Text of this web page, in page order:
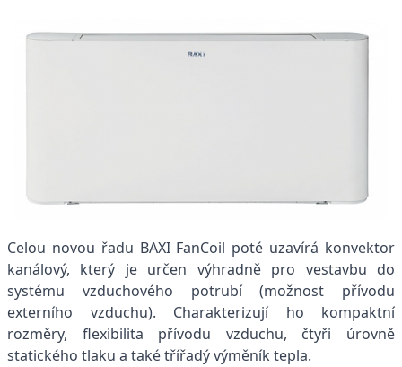
Celou novou řadu BAXI FanCoil poté uzavírá konvektor
kanálový, který je určen výhradně pro vestavbu do
systému vzduchového potrubí (možnost přívodu
externího vzduchu). Charakterizují ho kompaktní
rozměry, flexibilita přívodu vzduchu, čtyři úrovně
statického tlaku a také třířadý výměník tepla.